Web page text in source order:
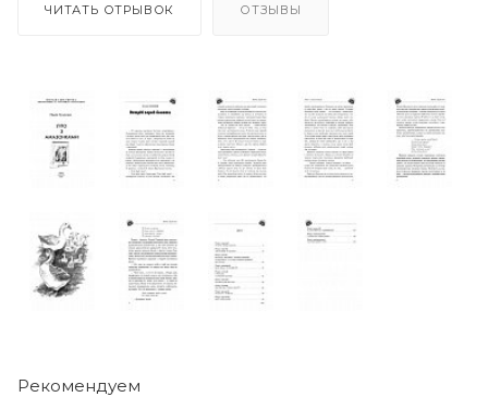
ЧИТАТЬ ОТРЫВОК ОТЗЫВЫ
Рекомендуем